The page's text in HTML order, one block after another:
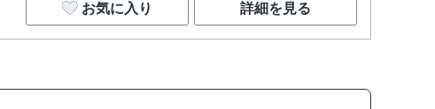
お気に入り 詳細を見る